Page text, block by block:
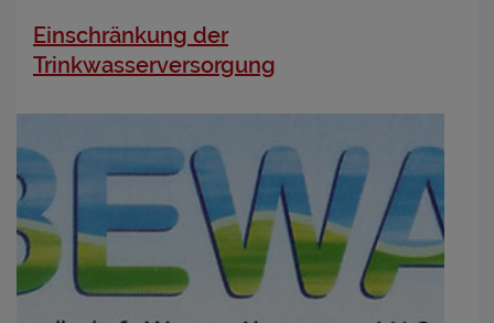
Einschränkung der
Trinkwasserversorgung